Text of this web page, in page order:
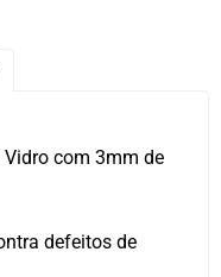
com 3mm de
defeitos de